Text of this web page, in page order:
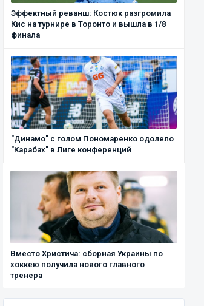
Эффектный реванш: Костюк разгромила
Кис на турнире в Торонто и вышла в 1/8
финала
"Динамо" с голом Пономаренко одолело
"Карабах" в Лиге конференций
Вместо Христича: сборная Украины по
хоккею получила нового главного
тренера